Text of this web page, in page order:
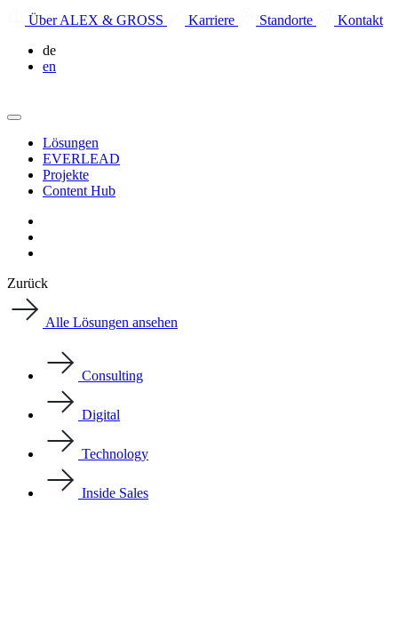
Über ALEX & GROSS Karriere Standorte
Kontakt
de
en
Lösungen
EVERLEAD
Projekte
Content Hub
Zurück
Alle Lösungen ansehen
Consulting
Digital
Technology
Inside Sales